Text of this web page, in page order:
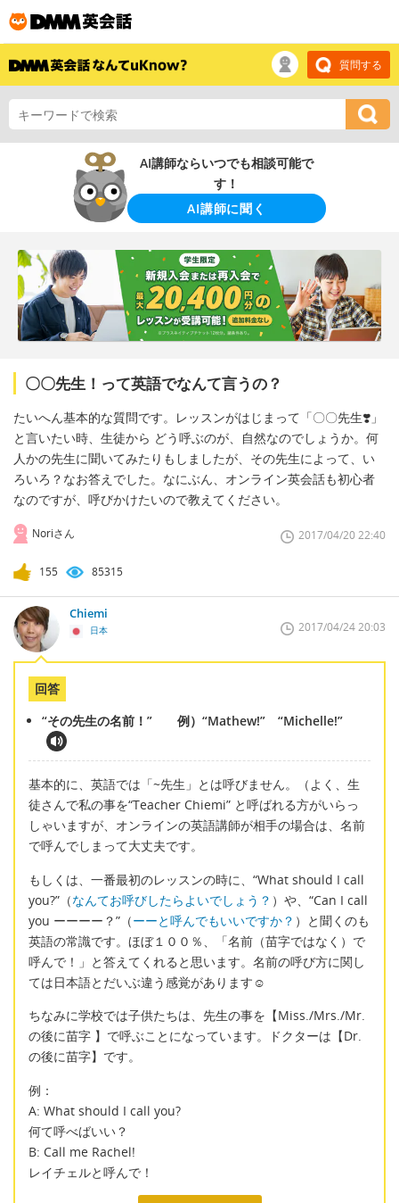
質問する
AI講師ならいつでも相談可能で
す！
AI講師に聞く
〇〇先生！って英語でなんて言うの？
たいへん基本的な質問です。レッスンがはじまって「〇〇先生❣️」
と言いたい時、生徒から どう呼ぶのが、自然なのでしょうか。何
人かの先生に聞いてみたりもしましたが、その先生によって、い
ろいろ？なお答えでした。なにぶん、オンライン英会話も初心者
なのですが、呼びかけたいので教えてください。
Noriさん 2017/04/20 22:40
155 85315
Chiemi
日本 2017/04/24 20:03
回答
“その先生の名前！” 例）“Mathew!” “Michelle!”
基本的に、英語では「~先生」とは呼びません。（よく、生
徒さんで私の事を“Teacher Chiemi” と呼ばれる方がいらっ
しゃいますが、オンラインの英語講師が相手の場合は、名前
で呼んでしまって大丈夫です。
もしくは、一番最初のレッスンの時に、“What should I call
you?”（なんてお呼びしたらよいでしょう？ ）や、“Can I call
you ーーーー？”（ーーと呼んでもいいですか？ ）と聞くのも
英語の常識です。ほぼ１００％、「名前（苗字ではなく）で
呼んで！」と答えてくれると思います。名前の呼び方に関し
ては日本語とだいぶ違う感覚があります☺
ちなみに学校では子供たちは、先生の事を【Miss./Mrs./Mr.
の後に苗字 】で呼ぶことになっています。ドクターは【Dr.
の後に苗字】です。
例：
A: What should I call you?
何て呼べばいい？
B: Call me Rachel!
レイチェルと呼んで！